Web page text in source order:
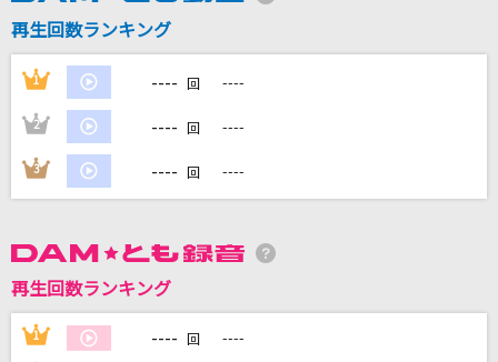
カラオケ最新情報をチェック！
DAMに会員登録・ログインして
家族や友達と一緒に！練習にも！
再生回数ランキング
1 ---- 回 ----
2 ---- 回 ----
3 ---- 回 ----
再生回数ランキング
1 ---- 回 ----